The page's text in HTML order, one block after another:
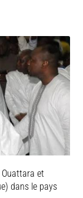
Ouattara et
dans le pays